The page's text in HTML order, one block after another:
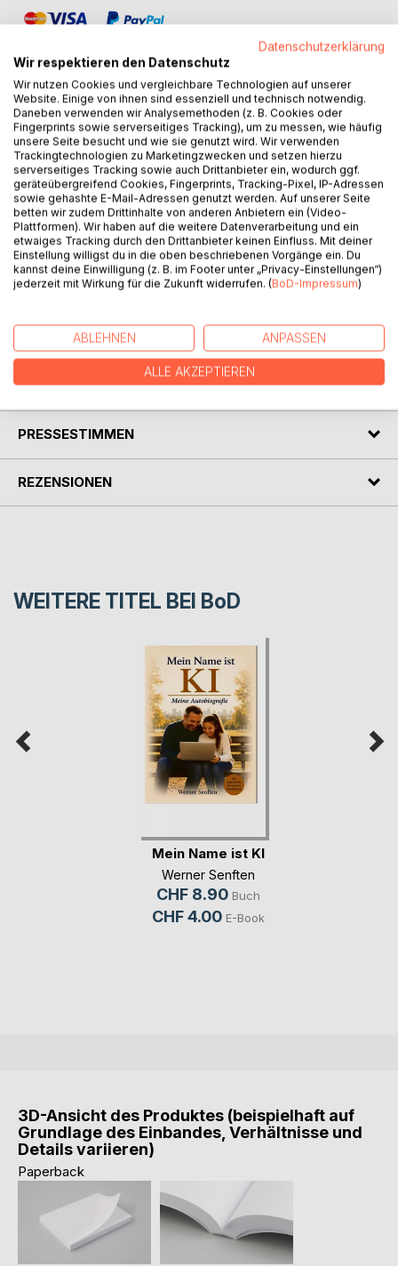
BESCHREIBUNG
Erleben Sie eine Traumreise der besonderen Art in die
Arktis. Die Diskobucht, wer in seinem Leben die
Gelegenheit bekommt einmal nach Grönland zu reisen, den
erwarten einzigartige Eindrücke unseres Planeten. Wir
haben sie bereist und nehmen Sie mit auf unserer Tour.
Phantastische Aufnahmen und Beschreibungen finden Sie
in diesem Reisebericht. Jeden Tag erwarten Sie neue,
und geniessen Sie eine wundervolle Zeit.
AUTOR/IN
PRESSESTIMMEN
REZENSIONEN
WEITERE TITEL BEI BoD
Mein Name ist KI
Werner Senften
CHF 8.90 Buch
CHF 4.00 E-Book
3D-Ansicht des Produktes (beispielhaft auf
Grundlage des Einbandes, Verhältnisse und
Details variieren)
Paperback
Datenschutzerklärung
Wir respektieren den Datenschutz
Wir nutzen Cookies und vergleichbare Technologien auf unserer
Website. Einige von ihnen sind essenziell und technisch notwendig.
Daneben verwenden wir Analysemethoden (z. B. Cookies oder
Fingerprints sowie serverseitiges Tracking), um zu messen, wie häufig
unsere Seite besucht und wie sie genutzt wird. Wir verwenden
Trackingtechnologien zu Marketingzwecken und setzen hierzu
serverseitiges Tracking sowie auch Drittanbieter ein, wodurch ggf.
geräteübergreifend Cookies, Fingerprints, Tracking-Pixel, IP-Adressen
sowie gehashte E-Mail-Adressen genutzt werden. Auf unserer Seite
betten wir zudem Drittinhalte von anderen Anbietern ein (Video-
Plattformen). Wir haben auf die weitere Datenverarbeitung und ein
etwaiges Tracking durch den Drittanbieter keinen Einfluss. Mit deiner
Einstellung willigst du in die oben beschriebenen Vorgänge ein. Du
kannst deine Einwilligung (z. B. im Footer unter „Privacy-Einstellungen“)
jederzeit mit Wirkung für die Zukunft widerrufen. (BoD-Impressum)
ABLEHNEN ANPASSEN
ALLE AKZEPTIEREN